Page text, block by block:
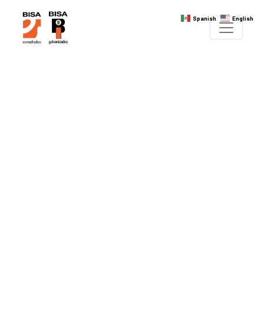
Spanish English